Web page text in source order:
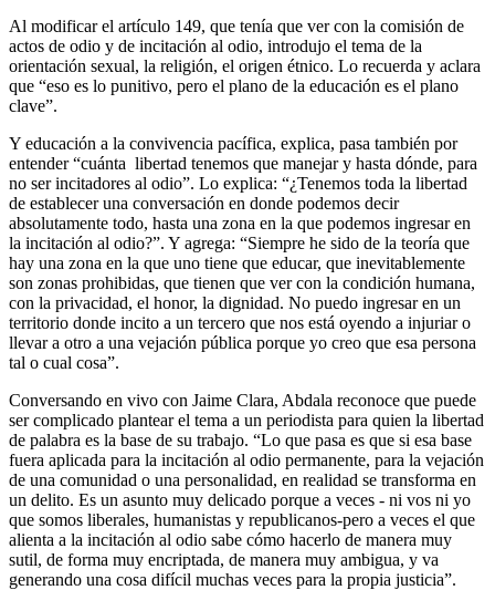
Al modificar el artículo 149, que tenía que ver con la comisión de
actos de odio y de incitación al odio, introdujo el tema de la
orientación sexual, la religión, el origen étnico. Lo recuerda y aclara
que “eso es lo punitivo, pero el plano de la educación es el plano
clave”.
Y educación a la convivencia pacífica, explica, pasa también por
entender “cuánta libertad tenemos que manejar y hasta dónde, para
no ser incitadores al odio”. Lo explica: “¿Tenemos toda la libertad
de establecer una conversación en donde podemos decir
absolutamente todo, hasta una zona en la que podemos ingresar en
la incitación al odio?”. Y agrega: “Siempre he sido de la teoría que
hay una zona en la que uno tiene que educar, que inevitablemente
son zonas prohibidas, que tienen que ver con la condición humana,
con la privacidad, el honor, la dignidad. No puedo ingresar en un
territorio donde incito a un tercero que nos está oyendo a injuriar o
llevar a otro a una vejación pública porque yo creo que esa persona
tal o cual cosa”.
Conversando en vivo con Jaime Clara, Abdala reconoce que puede
ser complicado plantear el tema a un periodista para quien la libertad
de palabra es la base de su trabajo. “Lo que pasa es que si esa base
fuera aplicada para la incitación al odio permanente, para la vejación
de una comunidad o una personalidad, en realidad se transforma en
un delito. Es un asunto muy delicado porque a veces - ni vos ni yo
que somos liberales, humanistas y republicanos-pero a veces el que
alienta a la incitación al odio sabe cómo hacerlo de manera muy
sutil, de forma muy encriptada, de manera muy ambigua, y va
generando una cosa difícil muchas veces para la propia justicia”.